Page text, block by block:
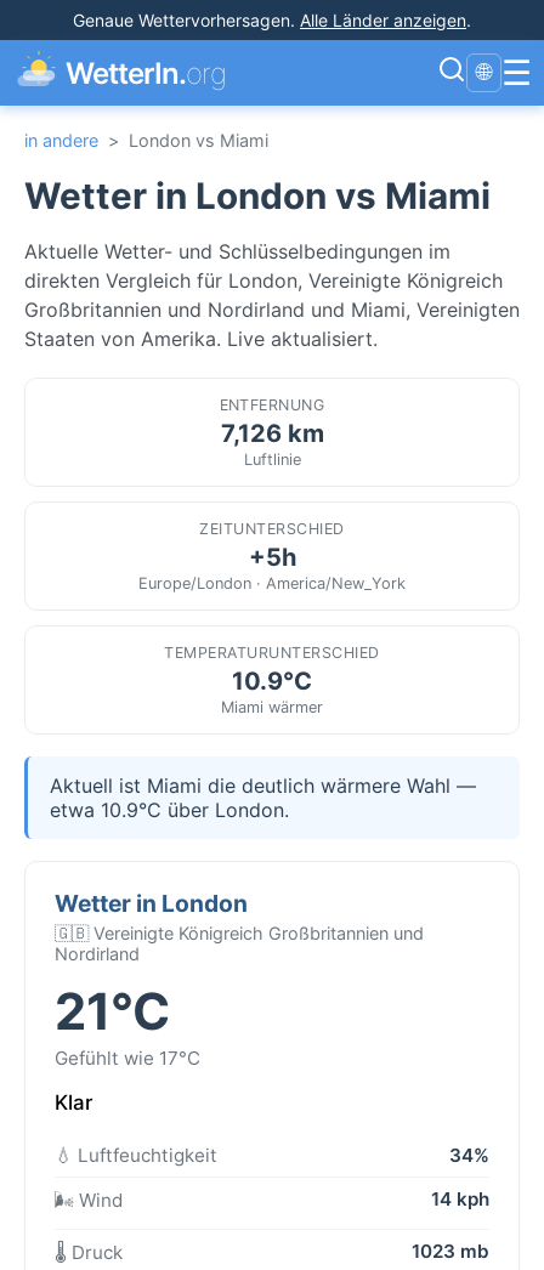
Genaue Wettervorhersagen. Alle Länder anzeigen.
WetterIn.org 🌐 ☰
in andere > London vs Miami
Wetter in London vs Miami
Aktuelle Wetter- und Schlüsselbedingungen im
direkten Vergleich für London, Vereinigte Königreich
Großbritannien und Nordirland und Miami, Vereinigten
Staaten von Amerika. Live aktualisiert.
ENTFERNUNG
7,126 km
Luftlinie
ZEITUNTERSCHIED
+5h
Europe/London · America/New_York
TEMPERATURUNTERSCHIED
10.9°C
Miami wärmer
Aktuell ist Miami die deutlich wärmere Wahl —
etwa 10.9°C über London.
Wetter in London
🇬🇧 Vereinigte Königreich Großbritannien und
Nordirland
21°C
Gefühlt wie 17°C
Klar
💧 Luftfeuchtigkeit
34%
🌬️ Wind
14 kph
🌡️ Druck 1023 mb